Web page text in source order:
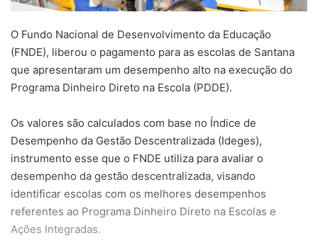
O Fundo Nacional de Desenvolvimento da Educação
(FNDE), liberou o pagamento para as escolas de Santana
que apresentaram um desempenho alto na execução do
Programa Dinheiro Direto na Escola (PDDE).
Os valores são calculados com base no Índice de
Desempenho da Gestão Descentralizada (Ideges),
instrumento esse que o FNDE utiliza para avaliar o
desempenho da gestão descentralizada, visando
identificar escolas com os melhores desempenhos
referentes ao Programa Dinheiro Direto na Escolas e
Ações Integradas.